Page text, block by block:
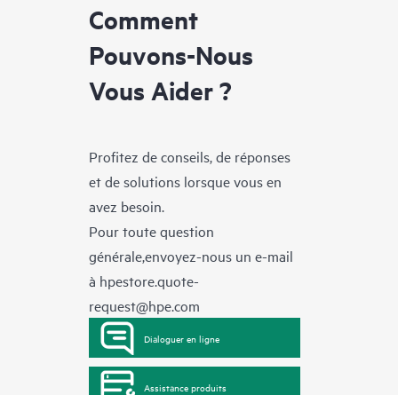
Comment
Pouvons-Nous
Vous Aider ?
Profitez de conseils, de réponses
et de solutions lorsque vous en
avez besoin.
Pour toute question
générale,envoyez-nous un e-mail
à hpestore.quote-
request@hpe.com
Dialoguer en ligne
Assistance produits